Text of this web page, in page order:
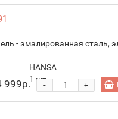
- эмалированная сталь,
HANSA
1 шт.
999р. +
-